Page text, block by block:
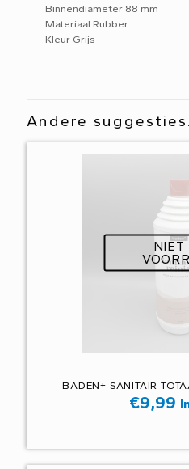
Binnendiameter 88 mm
Materiaal Rubber
Kleur Grijs
Andere
NIET
BADEN+ SANITAIR
€9,99